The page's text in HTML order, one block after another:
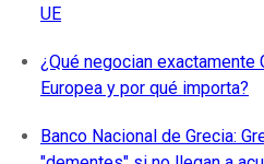
UE
¿Qué negocian exactamente
Europea y por qué importa?
Banco Nacional de Grecia: